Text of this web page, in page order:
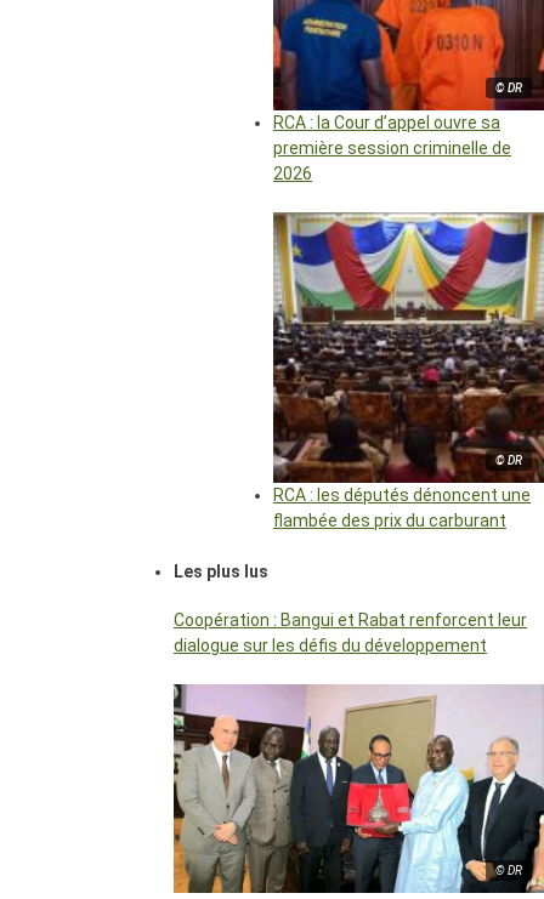
© DR
RCA : la Cour d’appel ouvre sa
première session criminelle de
2026
© DR
RCA : les députés dénoncent une
flambée des prix du carburant
Les plus lus
Coopération : Bangui et Rabat renforcent leur
dialogue sur les défis du développement
© DR